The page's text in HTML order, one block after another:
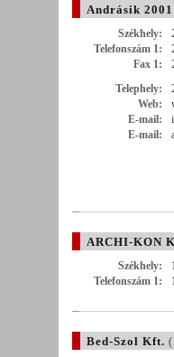
Andrásik
Székhely:
Telefonszám 1:
Fax 1:
Telephely:
Web:
E-mail:
E-mail:
ARCHI-KON
Székhely:
Telefonszám 1:
Bed-Szol Kft.